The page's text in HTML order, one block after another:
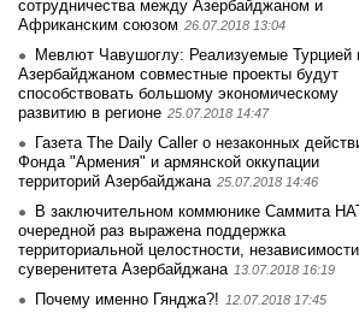
сотрудничества между Азербайджаном и
Африканским союзом 26.07.2018 13:04
Мевлют Чавушоглу: Реализуемые Турцией
Азербайджаном совместные проекты будут
способствовать большому экономическому
развитию в регионе 25.07.2018 14:47
Газета The Daily Caller о незаконных
Фонда "Армения" и армянской оккупации
территорий Азербайджана 25.07.2018 14:46
В заключительном коммюнике Саммита
очередной раз выражена поддержка
территориальной целостности,
суверенитета Азербайджана 13.07.2018 16:19
Почему именно Гянджа?! 12.07.2018 17:45